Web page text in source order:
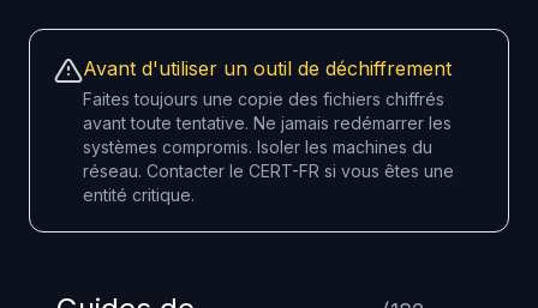
Avant d'utiliser un outil de déchiffrement
Faites toujours une copie des fichiers chiffrés
avant toute tentative. Ne jamais redémarrer les
systèmes compromis. Isoler les machines du
réseau. Contacter le CERT-FR si vous êtes une
entité critique.